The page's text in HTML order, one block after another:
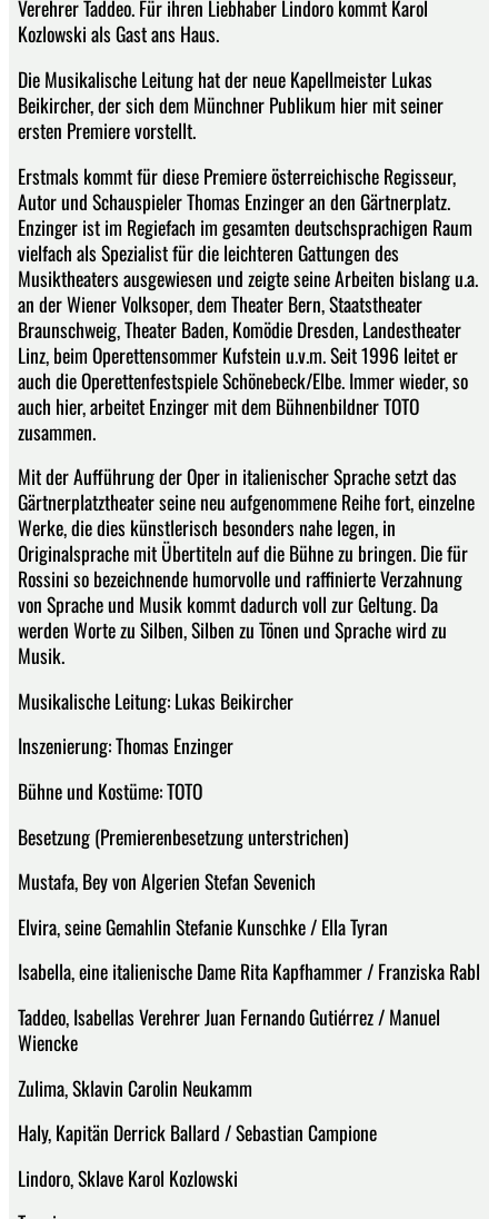
Verehrer Taddeo. Für ihren Liebhaber Lindoro kommt Karol
Kozlowski als Gast ans Haus.
Die Musikalische Leitung hat der neue Kapellmeister Lukas
Beikircher, der sich dem Münchner Publikum hier mit seiner
ersten Premiere vorstellt.
Erstmals kommt für diese Premiere österreichische Regisseur,
Autor und Schauspieler Thomas Enzinger an den Gärtnerplatz.
Enzinger ist im Regiefach im gesamten deutschsprachigen Raum
vielfach als Spezialist für die leichteren Gattungen des
Musiktheaters ausgewiesen und zeigte seine Arbeiten bislang u.a.
an der Wiener Volksoper, dem Theater Bern, Staatstheater
Braunschweig, Theater Baden, Komödie Dresden, Landestheater
Linz, beim Operettensommer Kufstein u.v.m. Seit 1996 leitet er
auch die Operettenfestspiele Schönebeck/Elbe. Immer wieder, so
auch hier, arbeitet Enzinger mit dem Bühnenbildner TOTO
zusammen.
Mit der Aufführung der Oper in italienischer Sprache setzt das
Gärtnerplatztheater seine neu aufgenommene Reihe fort, einzelne
Werke, die dies künstlerisch besonders nahe legen, in
Originalsprache mit Übertiteln auf die Bühne zu bringen. Die für
Rossini so bezeichnende humorvolle und raffinierte Verzahnung
von Sprache und Musik kommt dadurch voll zur Geltung. Da
werden Worte zu Silben, Silben zu Tönen und Sprache wird zu
Musik.
Musikalische Leitung: Lukas Beikircher
Inszenierung: Thomas Enzinger
Bühne und Kostüme: TOTO
Besetzung (Premierenbesetzung unterstrichen)
Mustafa, Bey von Algerien Stefan Sevenich
Elvira, seine Gemahlin Stefanie Kunschke / Ella Tyran
Isabella, eine italienische Dame Rita Kapfhammer / Franziska Rabl
Taddeo, Isabellas Verehrer Juan Fernando Gutiérrez / Manuel
Wiencke
Zulima, Sklavin Carolin Neukamm
Haly, Kapitän Derrick Ballard / Sebastian Campione
Lindoro, Sklave Karol Kozlowski